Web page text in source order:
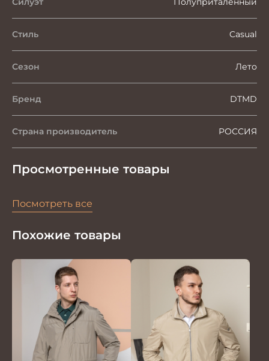
Стиль Casual
Сезон Лето
Бренд DTMD
Страна производитель РОССИЯ
Просмотренные товары
Посмотреть все
Похожие товары